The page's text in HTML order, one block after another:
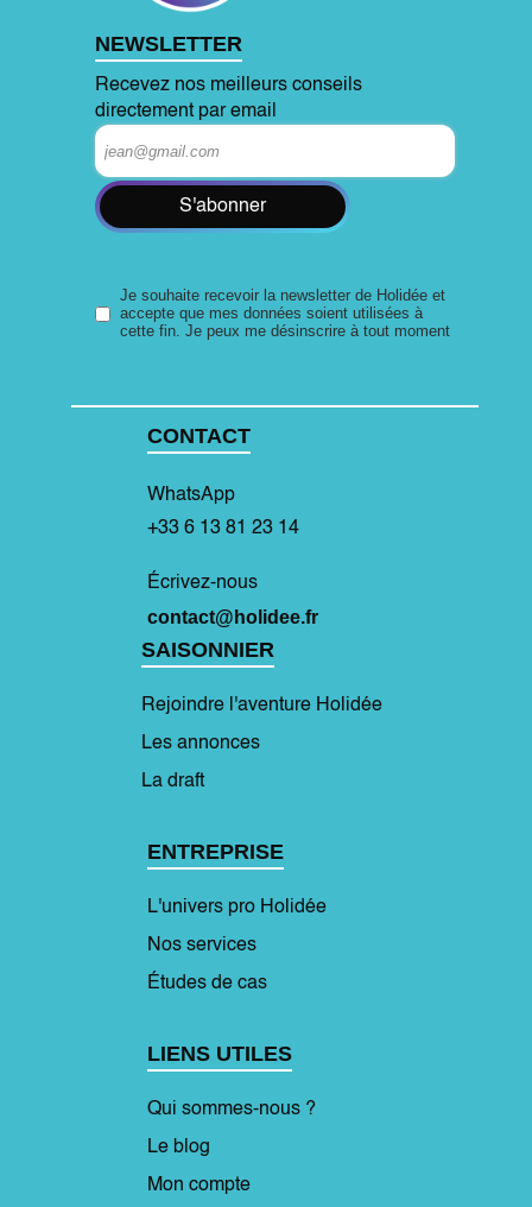
NEWSLETTER
Recevez nos meilleurs conseils
directement par email
S'abonner
Je souhaite recevoir la newsletter de Holidée et
accepte que mes données soient utilisées à
cette fin. Je peux me désinscrire à tout moment
CONTACT
WhatsApp
+33 6 13 81 23 14
Écrivez-nous
contact@holidee.fr
SAISONNIER
Rejoindre l'aventure Holidée
Les annonces
La draft
ENTREPRISE
L'univers pro Holidée
Nos services
Études de cas
LIENS UTILES
Qui sommes-nous ?
Le blog
Mon compte